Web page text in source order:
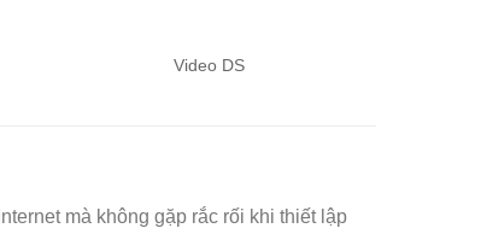
Video DS
mà không gặp rắc rối khi thiết lập